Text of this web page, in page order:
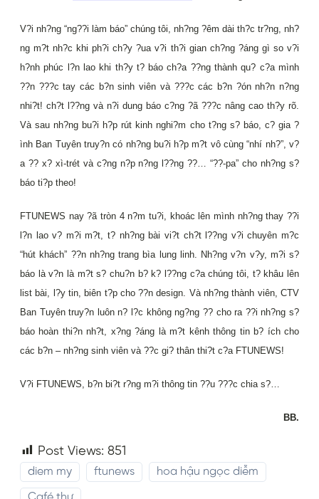
V?i nh?ng “ng??i làm báo” chúng tôi, nh?ng ?êm dài th?c tr?ng, nh?
ng m?t nh?c khi ph?i ch?y ?ua v?i th?i gian ch?ng ?áng gì so v?i
h?nh phúc l?n lao khi th?y t? báo ch?a ??ng thành qu? c?a mình
??n ???c tay các b?n sinh viên và ???c các b?n ?ón nh?n n?ng
nhi?t! ch?t l??ng và n?i dung báo c?ng ?ã ???c nâng cao th?y rõ.
Và sau nh?ng bu?i h?p rút kinh nghi?m cho t?ng s? báo, c? gia ?
ình Ban Tuyên truy?n có nh?ng bu?i h?p m?t vô cùng “nhí nh?”, v?
a ?? x? xì-trét và c?ng n?p n?ng l??ng ??… “??-pa” cho nh?ng s?
báo ti?p theo!
FTUNEWS nay ?ã tròn 4 n?m tu?i, khoác lên mình nh?ng thay ??i
l?n lao v? m?i m?t, t? nh?ng bài vi?t ch?t l??ng v?i chuyên m?c
“hút khách” ??n nh?ng trang bìa lung linh. Nh?ng v?n v?y, m?i s?
báo là v?n là m?t s? chu?n b? k? l??ng c?a chúng tôi, t? khâu lên
list bài, l?y tin, biên t?p cho ??n design. Và nh?ng thành viên, CTV
Ban Tuyên truy?n luôn n? l?c không ng?ng ?? cho ra ??i nh?ng s?
báo hoàn thi?n nh?t, x?ng ?áng là m?t kênh thông tin b? ích cho
các b?n – nh?ng sinh viên và ??c gi? thân thi?t c?a FTUNEWS!
V?i FTUNEWS, b?n bi?t r?ng m?i thông tin ??u ???c chia s?…
BB.
Post Views: 851
diem my ftunews hoa hậu ngọc diễm